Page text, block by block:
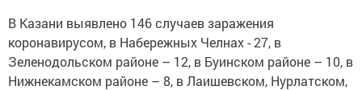
В Казани выявлено 146 случаев заражения
коронавирусом, в Набережных Челнах - 27, в
Зеленодольском районе – 12, в Буинском районе – 10, в
Нижнекамском районе – 8, в Лаишевском, Нурлатском,